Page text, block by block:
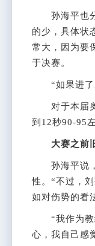
孙海平也分
的少，具体状
常大，因为要
于决赛。
“如果进了
对于本届奥
到12秒90-95
大赛之前
孙海平说，
性。“不过，
如对伤势的看
“我作为教练
心，我自己感